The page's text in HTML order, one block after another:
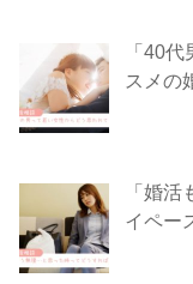
「40
スメの
「婚
イペー